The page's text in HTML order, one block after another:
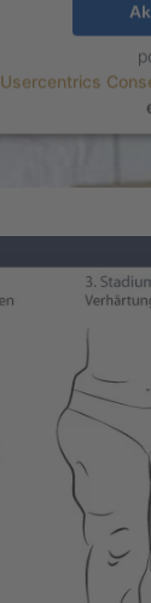
Usercentrics